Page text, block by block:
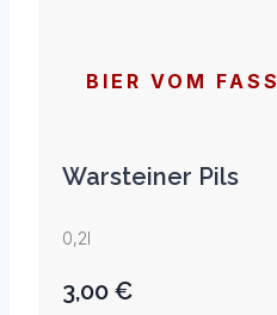
BIER VOM FASS
Warsteiner Pils
0,2l
3,00 €